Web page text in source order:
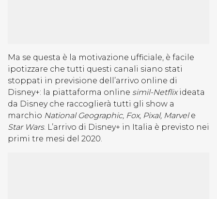
Ma se questa è la motivazione ufficiale, è facile
ipotizzare che tutti questi canali siano stati
stoppati in previsione dell’arrivo online di
Disney+: la piattaforma online simil-Netflixideata
da Disney che raccoglierà tutti gli show a
marchio National Geographic, Fox, Pixal, Marvele
Star Wars. L’arrivo di Disney+ in Italia è previsto nei
primi tre mesi del 2020.